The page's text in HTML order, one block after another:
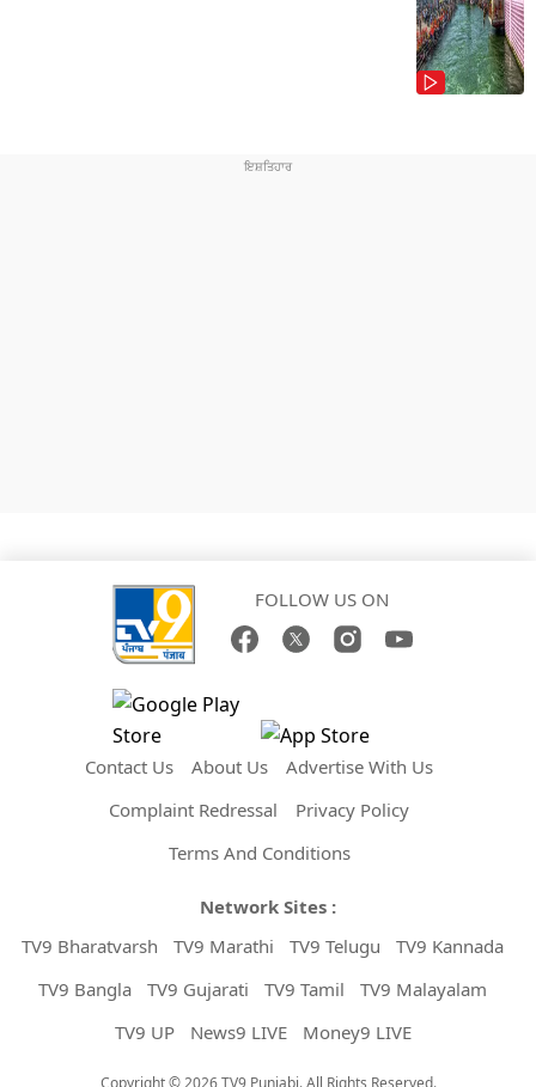
FOLLOW US ON
Contact Us About Us
Advertise With Us
Complaint Redressal
Privacy Policy
Terms And Conditions
Network Sites :
TV9 Bharatvarsh
TV9 Marathi TV9 Telugu
TV9 Kannada
TV9 Bangla
TV9 Gujarati TV9 Tamil
TV9 Malayalam
TV9 UP
News9 LIVE Money9 LIVE
Copyright © 2026 TV9 Punjabi. All Rights Reserved.